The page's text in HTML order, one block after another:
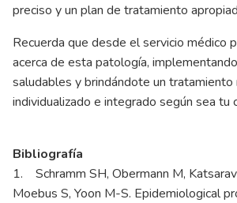
preciso y un plan de tratamiento
Recuerda que desde el servicio médico
acerca de esta patología,
saludables y brindándote un tratamiento
individualizado e integrado según sea tu
Bibliografía
1. Schramm SH, Obermann M,
Moebus S, Yoon M-S. Epidemiological